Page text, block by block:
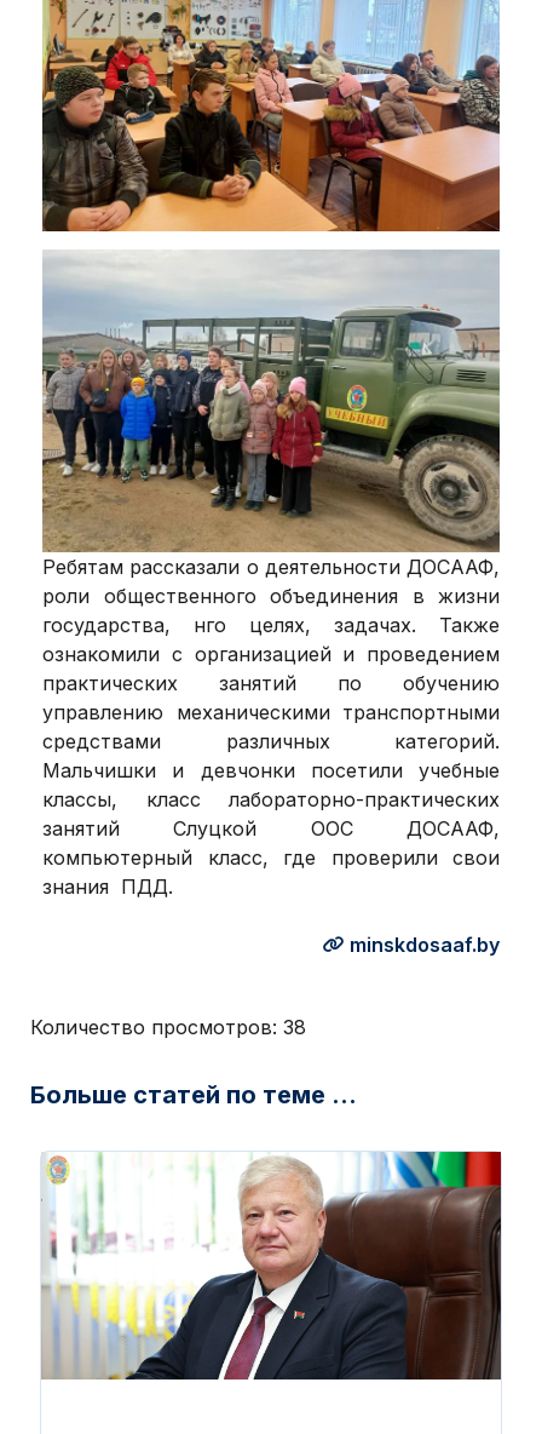
Ребятам рассказали о деятельности ДОСААФ,
роли общественного объединения в жизни
государства, нго целях, задачах. Также
ознакомили с организацией и проведением
практических занятий по обучению
управлению механическими транспортными
средствами различных категорий.
Мальчишки и девчонки посетили учебные
классы, класс лабораторно-практических
занятий Слуцкой ООС ДОСААФ,
компьютерный класс, где проверили свои
знания ПДД.
minskdosaaf.by
Количество просмотров: 38
Больше статей по теме ...